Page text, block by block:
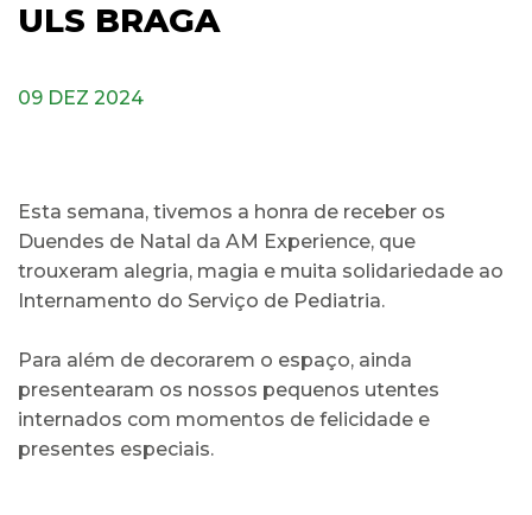
ULS BRAGA
09 DEZ 2024
Esta semana, tivemos a honra de receber os
Duendes de Natal da AM Experience, que
trouxeram alegria, magia e muita solidariedade ao
Internamento do Serviço de Pediatria.
Para além de decorarem o espaço, ainda
presentearam os nossos pequenos utentes
internados com momentos de felicidade e
presentes especiais.